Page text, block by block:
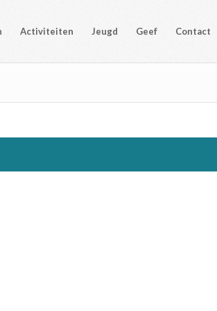
Activiteiten Jeugd Geef Contact